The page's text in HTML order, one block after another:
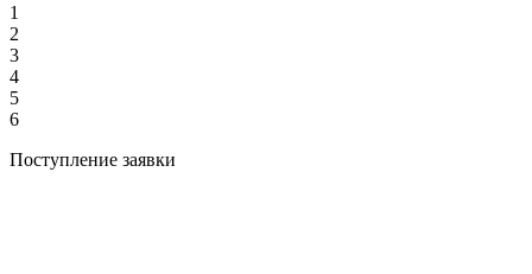
1
2
3
4
5
6
Поступление заявки